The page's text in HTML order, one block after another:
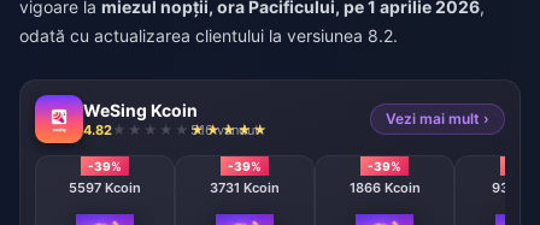
vigoare la miezul nopții, ora Pacificului, pe 1 aprilie 2026,
odată cu actualizarea clientului la versiunea 8.2.
WeSing Kcoin
4.82 516 vândut
Vezi mai mult ›
-39%
5597 Kcoin
-39%
3731 Kcoin
-39%
1866 Kcoin 933